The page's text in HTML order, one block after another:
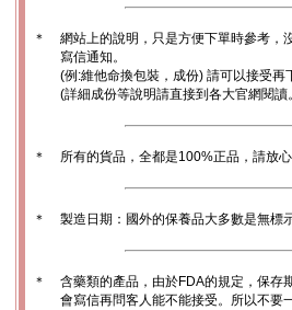
＊
網站上的說明，只是方便下單時參考，
寫信通知。
(例:維他命換包裝，成份) 請可以接受再
(詳細成份等說明請直接到各大官網閱讀
＊ 所有的貨品，全都是100%正品，請放
＊ 製造日期：國外的保養品大多數是無標
＊
含藥類的產品，由於FDA的規定，保存
會寫信再問客人能不能接受。所以不要